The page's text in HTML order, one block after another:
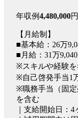
年収例4,480,000円
【月給制】
■基本給：26万
■月給：31万
※スキルや経験
※自己啓発手当1
※職務手当（固定
を含む
｜支給開始日：